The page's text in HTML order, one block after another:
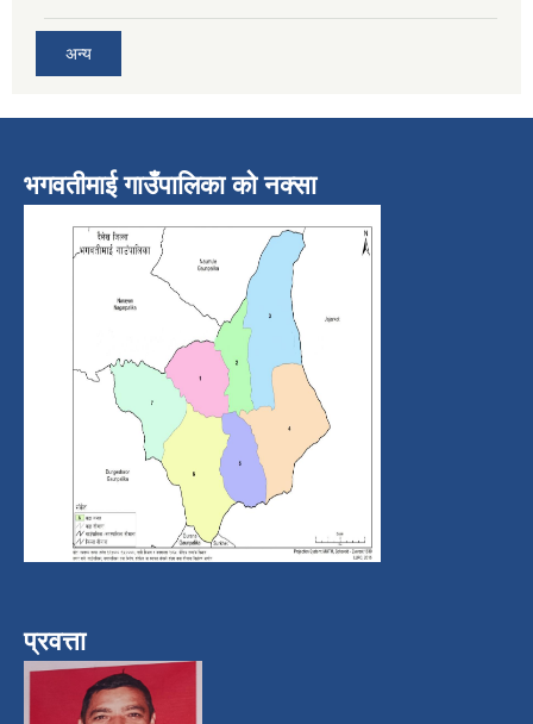
अन्य
भगवतीमाई गाउँपालिका को नक्सा
प्रवत्ता